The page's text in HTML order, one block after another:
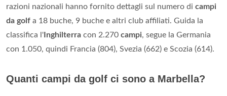
razioni nazionali hanno fornito dettagli sul numero di campi
da golf a 18 buche, 9 buche e altri club affiliati. Guida la
classifica l' Inghilterra con 2.270 campi, segue la Germania
con 1.050, quindi Francia (804), Svezia (662) e Scozia (614).
Quanti campi da golf ci sono a Marbella?